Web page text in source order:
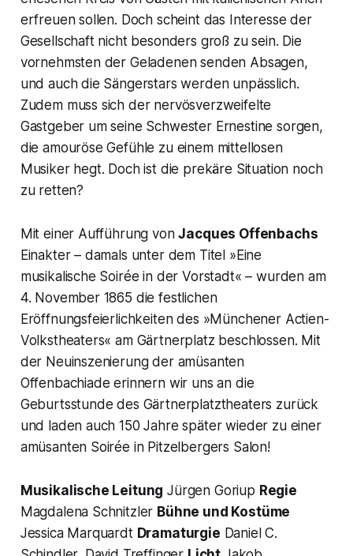
erfreuen sollen. Doch scheint das Interesse der
Gesellschaft nicht besonders groß zu sein. Die
vornehmsten der Geladenen senden Absagen,
und auch die Sängerstars werden unpässlich.
Zudem muss sich der nervösverzweifelte
Gastgeber um seine Schwester Ernestine sorgen,
die amouröse Gefühle zu einem mittellosen
Musiker hegt. Doch ist die prekäre Situation noch
zu retten?
Mit einer Aufführung vonJacques Offenbachs
Einakter – damals unter dem Titel »Eine
musikalische Soirée in der Vorstadt« – wurden am
4. November 1865 die festlichen
Eröffnungsfeierlichkeiten des »Münchener Actien-
Volkstheaters« am Gärtnerplatz beschlossen. Mit
der Neuinszenierung der amüsanten
Offenbachiade erinnern wir uns an die
Geburtsstunde des Gärtnerplatztheaters zurück
und laden auch 150 Jahre später wieder zu einer
amüsanten Soirée in Pitzelbergers Salon!
Musikalische Leitung Jürgen Goriup Regie
Magdalena Schnitzler Bühne und Kostüme
Jessica Marquardt Dramaturgie Daniel C.